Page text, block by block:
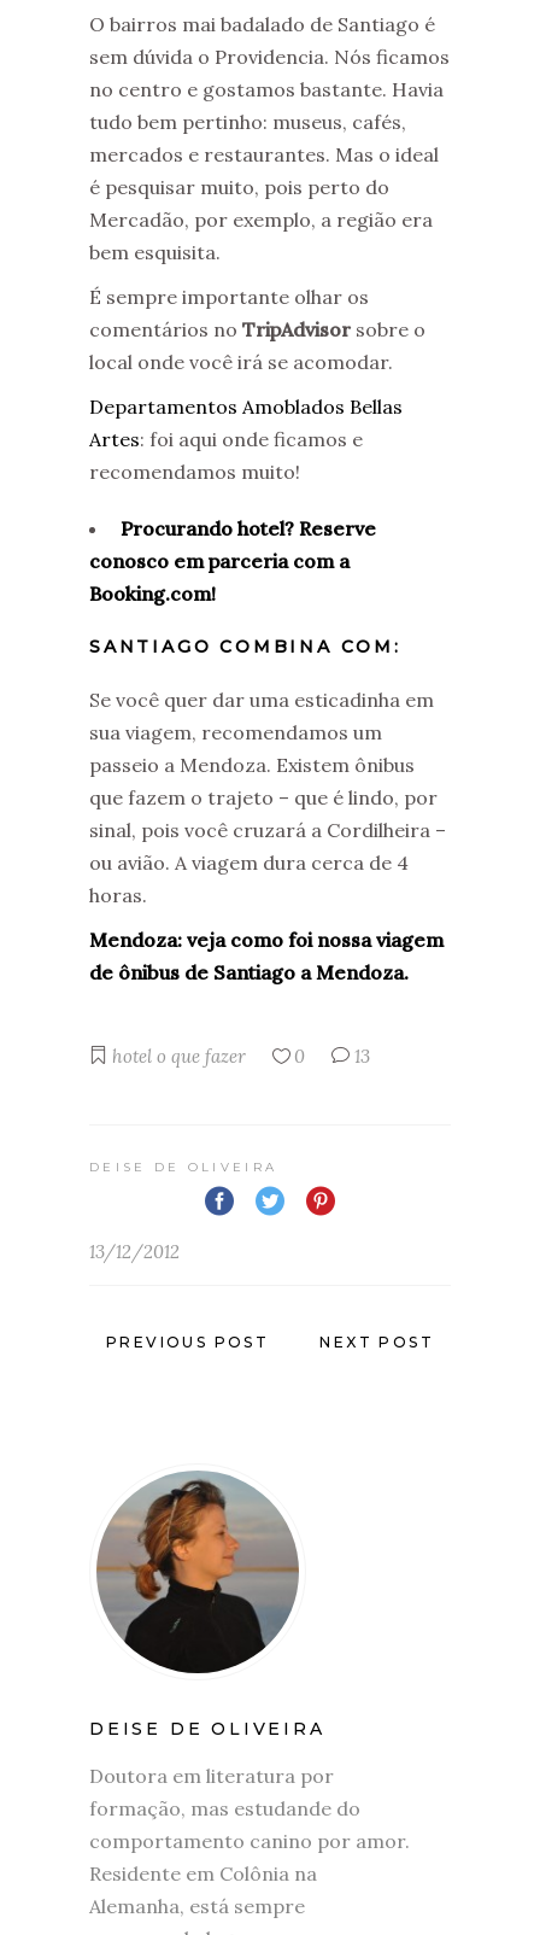
O bairros mai badalado de Santiago é
sem dúvida o Providencia. Nós ficamos
no centro e gostamos bastante. Havia
tudo bem pertinho: museus, cafés,
mercados e restaurantes. Mas o ideal
é pesquisar muito, pois perto do
Mercadão, por exemplo, a região era
bem esquisita.
É sempre importante olhar os
comentários no TripAdvisor sobre o
local onde você irá se acomodar.
Departamentos Amoblados Bellas
Artes: foi aqui onde ficamos e
recomendamos muito!
Procurando hotel? Reserve
conosco em parceria com a
Booking.com!
SANTIAGO COMBINA COM:
Se você quer dar uma esticadinha em
sua viagem, recomendamos um
passeio a Mendoza. Existem ônibus
que fazem o trajeto – que é lindo, por
sinal, pois você cruzará a Cordilheira –
ou avião. A viagem dura cerca de 4
horas.
Mendoza: veja como foi nossa viagem
de ônibus de Santiago a Mendoza.
hotel o que fazer 0 13
DEISE DE OLIVEIRA
13/12/2012
PREVIOUS POST NEXT POST
DEISE DE OLIVEIRA
Doutora em literatura por
formação, mas estudande do
comportamento canino por amor.
Residente em Colônia na
Alemanha, está sempre